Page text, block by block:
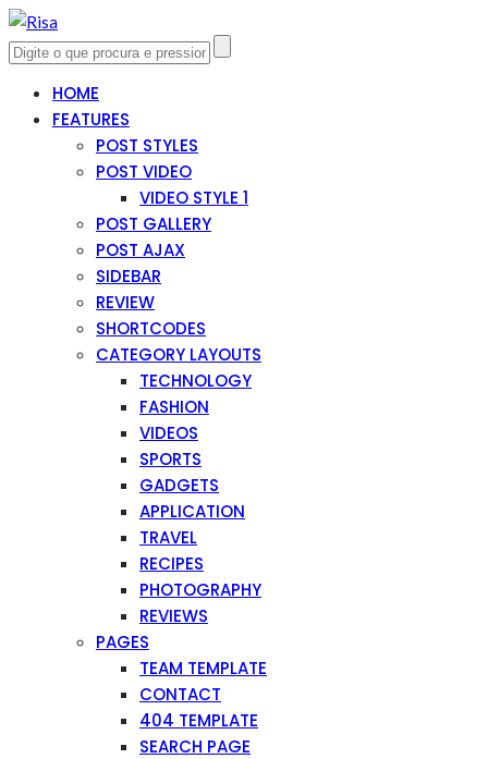
HOME
FEATURES
POST STYLES
POST VIDEO
VIDEO STYLE 1
POST GALLERY
POST AJAX
SIDEBAR
REVIEW
SHORTCODES
CATEGORY LAYOUTS
TECHNOLOGY
FASHION
VIDEOS
SPORTS
GADGETS
APPLICATION
TRAVEL
RECIPES
PHOTOGRAPHY
REVIEWS
PAGES
TEAM TEMPLATE
CONTACT
404 TEMPLATE
SEARCH PAGE